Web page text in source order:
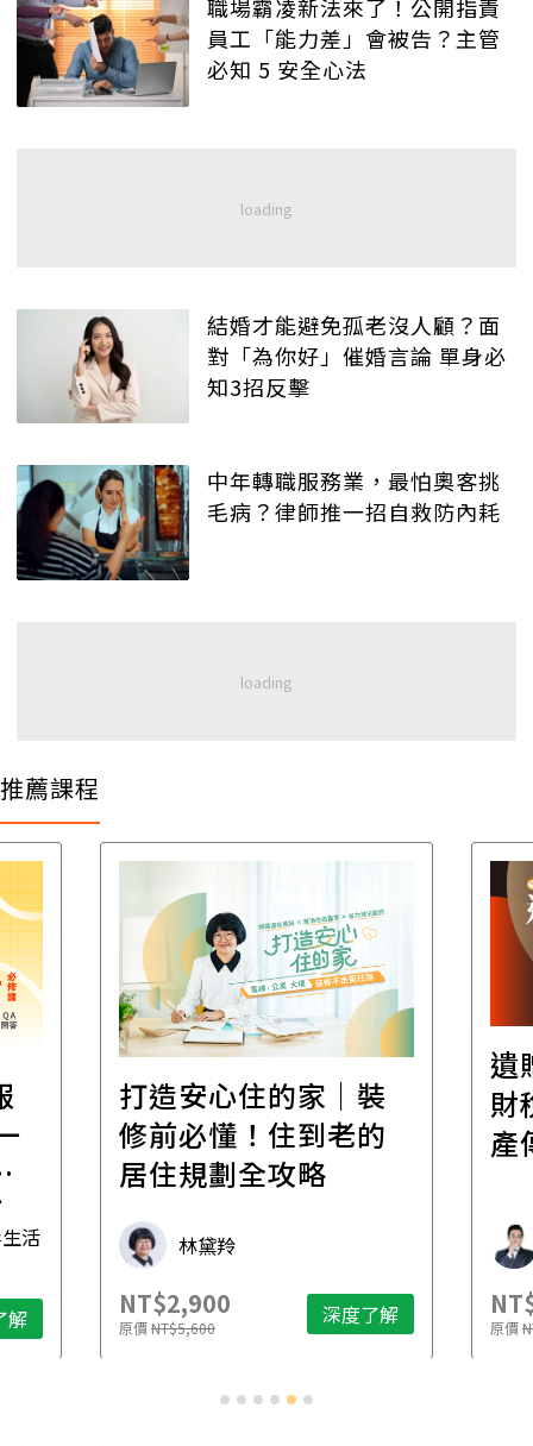
職場霸凌新法來了！公開指責
員工「能力差」會被告？主管
必知 5 安全心法
結婚才能避免孤老沒人顧？面
對「為你好」催婚言論 單身必
知3招反擊
中年轉職服務業，最怕奧客挑
毛病？律師推一招自救防內耗
推薦課程
活
解
打造安心住的家｜裝
修前必懂！住到老的
居住規劃全攻略
林黛羚
NT$2,900
原價NT$5,600 深度了解
遺
財
產
原價